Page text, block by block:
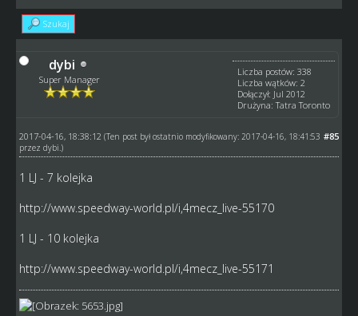
Szukaj
dybi
Super Manager
Liczba postów: 338
Liczba wątków: 2
Dołączył: Jul 2012
Drużyna: Tatra Toronto
#85
2017-04-16, 18:38:12 (Ten post był ostatnio modyfikowany: 2017-04-16, 18:41:53
przez dybi .)
1 LJ - 7 kolejka
http://www.speedway-world.pl/i,4mecz_live-55170
1 LJ - 10 kolejka
http://www.speedway-world.pl/i,4mecz_live-55171